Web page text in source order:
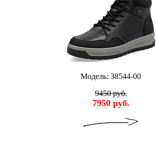
Модель: 38544-00
9450 руб.
7950 руб.